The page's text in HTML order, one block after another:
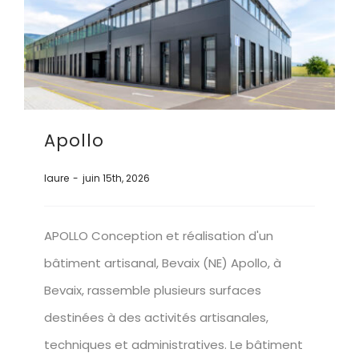
Apollo
laure - juin 15th, 2026
APOLLO Conception et réalisation d'un
bâtiment artisanal, Bevaix (NE) Apollo, à
Bevaix, rassemble plusieurs surfaces
destinées à des activités artisanales,
techniques et administratives. Le bâtiment